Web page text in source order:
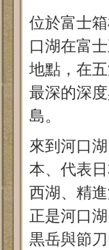
位於富士
口湖在富
地點，在
最深的深
島。
來到河口
本、代表
西湖、精
正是河口
黒岳與節